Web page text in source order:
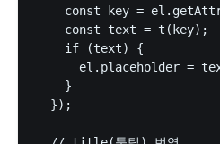
const key =
    const text = t(key);
    if (text) {
el.placeholder =
    }
  });